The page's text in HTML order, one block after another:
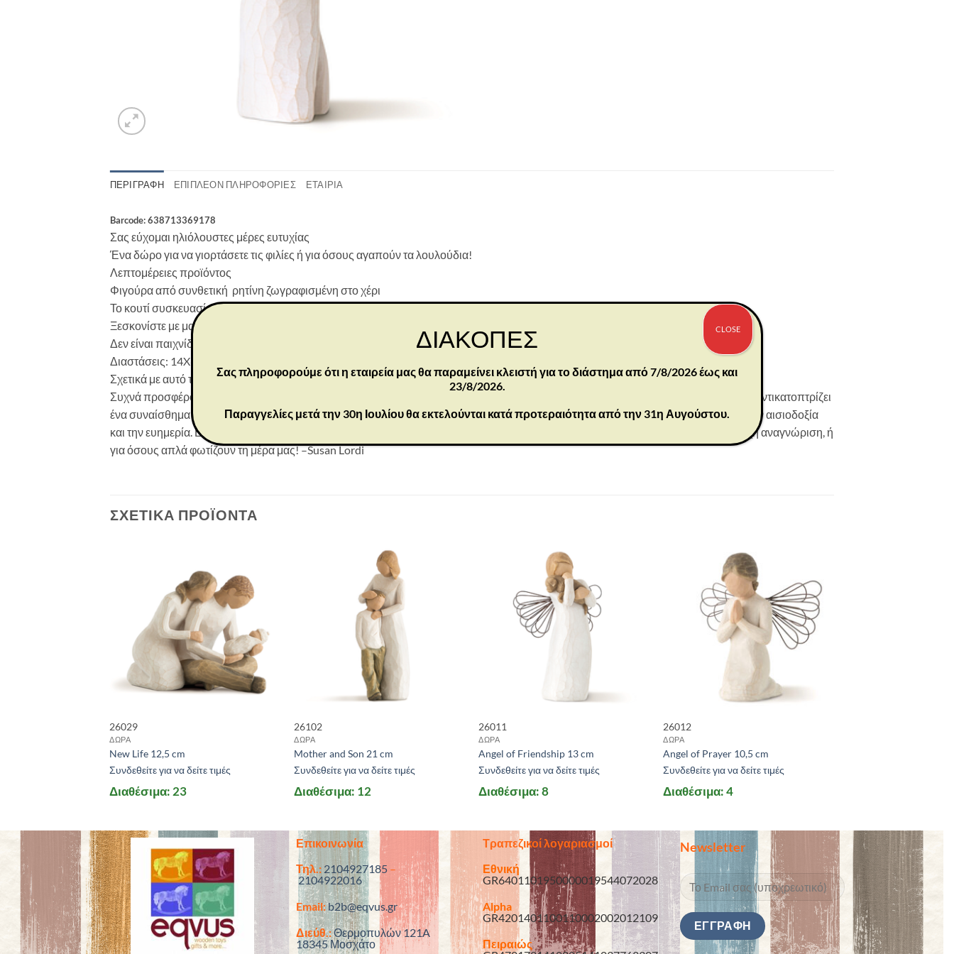
ΠΕΡΙΓΡΑΦΉ ΕΠΙΠΛΈΟΝ ΠΛΗΡΟΦΟΡΊΕΣ ΕΤΑΙΡΊΑ
Barcode: 638713369178
Σας εύχομαι ηλιόλουστες μέρες ευτυχίας
Ένα δώρο για να γιορτάσετε τις φιλίες ή για όσους αγαπούν τα λουλούδια!
Λεπτομέρειες προϊόντος
Φιγούρα από συνθετική ρητίνη ζωγραφισμένη στο χέρι
Το κουτί συσκευασίας περιλαμβάνει κάρτα για δώρο
Ξεσκονίστε με μαλακό πανί ή μαλακή βούρτσα. Αποφύγετε νερό ή διαλύτες καθαρισμού
Δεν είναι παιχνίδι ή προϊόν για παιδιά. Προορίζεται μόνο για ενήλικες
Διαστάσεις: 14X6,5X6,5 εκ
Σχετικά με αυτό το κομμάτι
Συχνά προσφέρουμε ευχές για πολλή ευτυχία σε όσους νοιαζόμαστε. Φιλικές ευχές που δίνονται με χαρά και ελπίδα. Το Good Cheer αντικατοπτρίζει
ένα συναίσθημα θετικού ενθουσιασμού με το μεγάλο μπουκέτο από ηλιόλουστα κίτρινα τριαντάφυλλα – που συμβολίζουν τη φιλία, την αισιοδοξία
και την ευημερία. Είναι το χρώμα που επιλέγουμε για φίλους που έχουν πετύχει έναν στόχο, που χρειάζονται λίγη ανάταση ή ολόψυχη αναγνώριση, ή
για όσους απλά φωτίζουν τη μέρα μας! –Susan Lordi
ΣΧΕΤΙΚΆ ΠΡΟΪΌΝΤΑ
26029
ΔΩΡΑ
New Life 12,5 cm
Συνδεθείτε για να δείτε τιμές
Διαθέσιμα: 23
26102
ΔΩΡΑ
Mother and Son 21 cm
Συνδεθείτε για να δείτε τιμές
Διαθέσιμα: 12
26011
ΔΩΡΑ
Angel of Friendship 13 cm
Συνδεθείτε για να δείτε τιμές
Διαθέσιμα: 8
26012
ΔΩΡΑ
Angel of Prayer 10,5 cm
Συνδεθείτε για να δείτε τιμές
Διαθέσιμα: 4
Επικοινωνία
Τηλ.: 2104927185 –
2104922016
Email:b2b@eqvus.gr
Διεύθ.:Θερμοπυλών 121A
18345 Μοσχάτο
Τραπεζικοί λογαριασμοί
Εθνική
GR6401101950000019544072028
Alpha
GR4201401100110002002012109
Πειραιώς
Newsletter
ΔΙΑΚΟΠΕΣ
Σας πληροφορούμε ότι η εταιρεία μας θα παραμείνει κλειστή για το διάστημα από 7/8/2026 έως και
23/8/2026.
Παραγγελίες μετά την 30η Ιουλίου θα εκτελούνται κατά προτεραιότητα από την 31η Αυγούστου.
CLOSE